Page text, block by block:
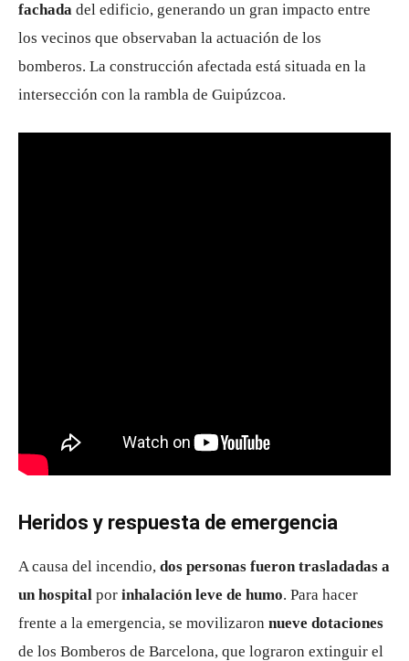
fachada del edificio, generando un gran impacto entre
los vecinos que observaban la actuación de los
bomberos. La construcción afectada está situada en la
intersección con la rambla de Guipúzcoa.
Heridos y respuesta de emergencia
A causa del incendio, dos personas fueron trasladadas a
un hospital por inhalación leve de humo. Para hacer
frente a la emergencia, se movilizaron nueve dotaciones
de los Bomberos de Barcelona, que lograron extinguir el